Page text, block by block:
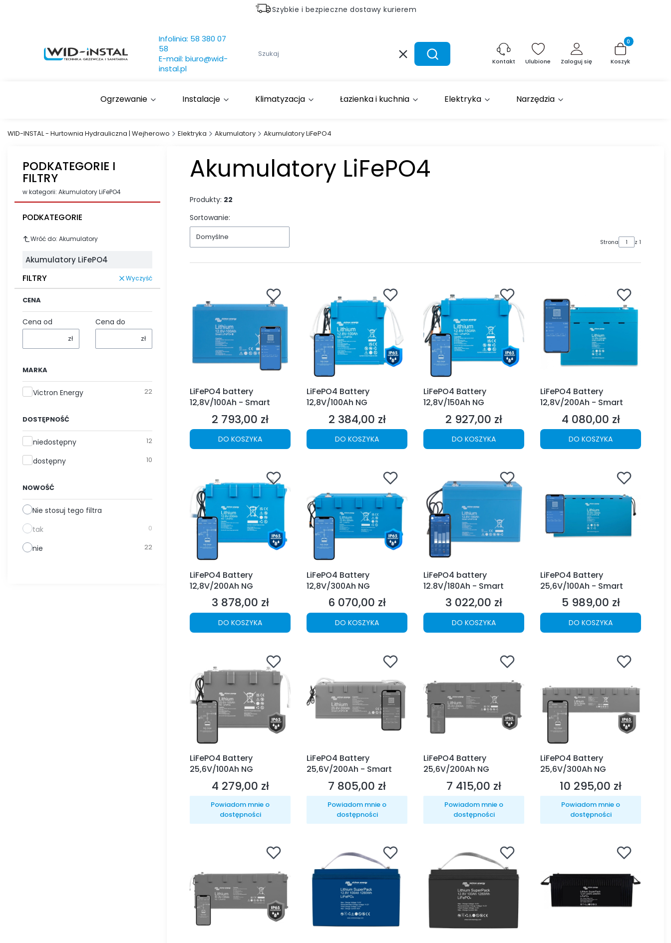
Szybkie i bezpieczne dostawy kurierem
Infolinia: 58 380 07
58
E-mail: biuro@wid-
instal.pl
WyczyśćSzukaj Kontakt Ulubione Zaloguj się
Produkty w
Koszyk
Ogrzewanie Instalacje Klimatyzacja Łazienka i kuchnia Elektryka Narzędzia
WID-INSTAL - Hurtownia Hydrauliczna | Wejherowo Elektryka Akumulatory Akumulatory LiFePO4
PODKATEGORIE I
FILTRY
w kategorii: Akumulatory LiFePO4
PODKATEGORIE
Wróć do: Akumulatory
Akumulatory LiFePO4
FILTRY Wyczyść
CENA
Cena od
zł
Cena do
zł
MARKA
Marka
Victron Energy 22
DOSTĘPNOŚĆ
Dostępność
niedostępny 12
dostępny 10
NOWOŚĆ
Nie stosuj tego filtra
tak
0
nie 22
Akumulatory LiFePO4
Produkty: 22
Sortowanie:
Domyślne
Strona z 1
LiFePO4 battery
12,8V/100Ah - Smart
Cena
2 793,00 zł
DO KOSZYKA
LiFePO4 Battery
12,8V/100Ah NG
Cena
2 384,00 zł
DO KOSZYKA
LiFePO4 Battery
12,8V/150Ah NG
Cena
2 927,00 zł
DO KOSZYKA
LiFePO4 Battery
12,8V/200Ah - Smart
Cena
4 080,00 zł
DO KOSZYKA
LiFePO4 Battery
12,8V/200Ah NG
Cena
3 878,00 zł
DO KOSZYKA
LiFePO4 Battery
12,8V/300Ah NG
Cena
6 070,00 zł
DO KOSZYKA
LiFePO4 battery
12.8V/180Ah - Smart
Cena
3 022,00 zł
DO KOSZYKA
LiFePO4 Battery
25,6V/100Ah - Smart
Cena
5 989,00 zł
DO KOSZYKA
LiFePO4 Battery
25,6V/100Ah NG
Cena
4 279,00 zł
Powiadom mnie o
dostępności
LiFePO4 Battery
25,6V/200Ah - Smart
Cena
7 805,00 zł
Powiadom mnie o
dostępności
LiFePO4 Battery
25,6V/200Ah NG
Cena
7 415,00 zł
Powiadom mnie o
dostępności
LiFePO4 Battery
25,6V/300Ah NG
Cena
10 295,00 zł
Powiadom mnie o
dostępności